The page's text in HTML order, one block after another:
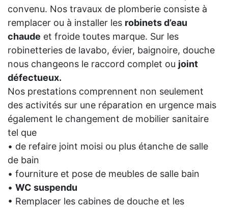
convenu. Nos travaux de plomberie consiste à
remplacer ou à installer les robinets d’eau
chaude et froide toutes marque. Sur les
robinetteries de lavabo, évier, baignoire, douche
nous changeons le raccord complet ou joint
défectueux.
Nos prestations comprennent non seulement
des activités sur une réparation en urgence mais
également le changement de mobilier sanitaire
tel que
• de refaire joint moisi ou plus étanche de salle
de bain
• fourniture et pose de meubles de salle bain
• WC suspendu
• Remplacer les cabines de douche et les